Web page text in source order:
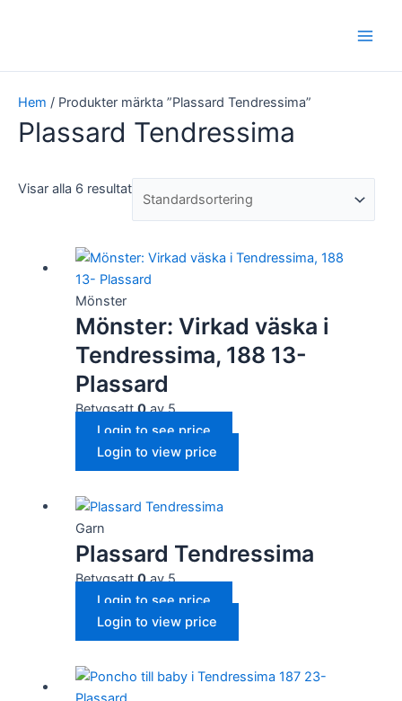
Hem / Produkter märkta ”Plassard Tendressima”
Plassard Tendressima
Visar alla 6 resultat
Mönster
Mönster: Virkad väska i
Tendressima, 188 13-
Plassard
Betygsatt0av 5
Login to see price
Login to view price
Garn
Plassard Tendressima
Betygsatt0av 5
Login to see price
Login to view price